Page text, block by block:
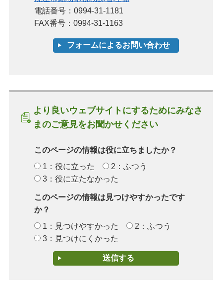
電話番号：0994-31-1181
FAX番号：0994-31-1163
より良いウェブサイトにするためにみなさ
まのご意見をお聞かせください
このページの情報は役に立ちましたか？
1：役に立った
2：ふつう
3：役に立たなかった
このページの情報は見つけやすかったです
か？
1：見つけやすかった
2：ふつう
3：見つけにくかった